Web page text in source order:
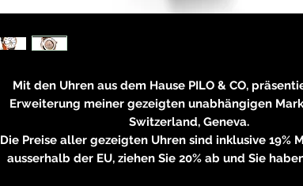
Mit den Uhren aus dem Hause PILO & CO,
Erweiterung meiner gezeigten unabhängigen
Switzerland, Geneva.
Die Preise aller gezeigten Uhren sind inklusive 19%
ausserhalb der EU, ziehen Sie 20% ab und Sie